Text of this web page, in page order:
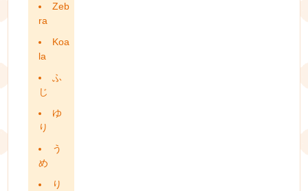
Zeb
ra
Koa
la
ふ
じ
ゆ
り
う
め
り